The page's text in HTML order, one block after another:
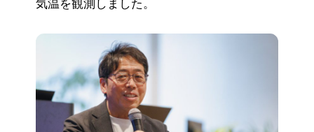
気温を観測しました。